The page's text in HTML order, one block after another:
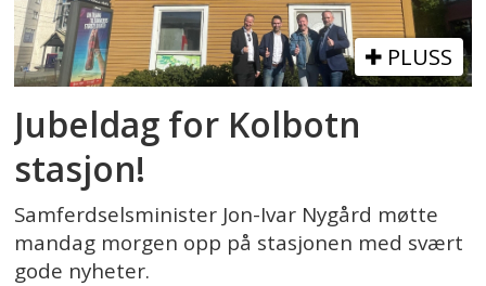
PLUSS
Jubeldag for Kolbotn
stasjon!
Samferdselsminister Jon-Ivar Nygård møtte
mandag morgen opp på stasjonen med svært
gode nyheter.